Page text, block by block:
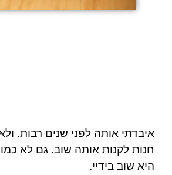
איבדתי אותה לפני שנים רבות.
חנות לקנות אותה שוב. גם לא
היא שוב בידיי.